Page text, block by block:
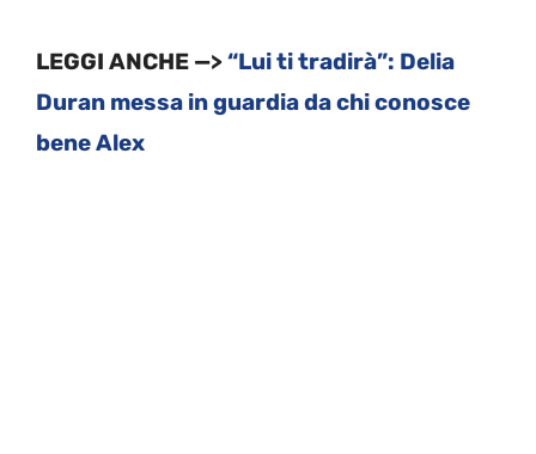
LEGGI ANCHE —>“Lui ti tradirà”: Delia
Duran messa in guardia da chi conosce
bene Alex